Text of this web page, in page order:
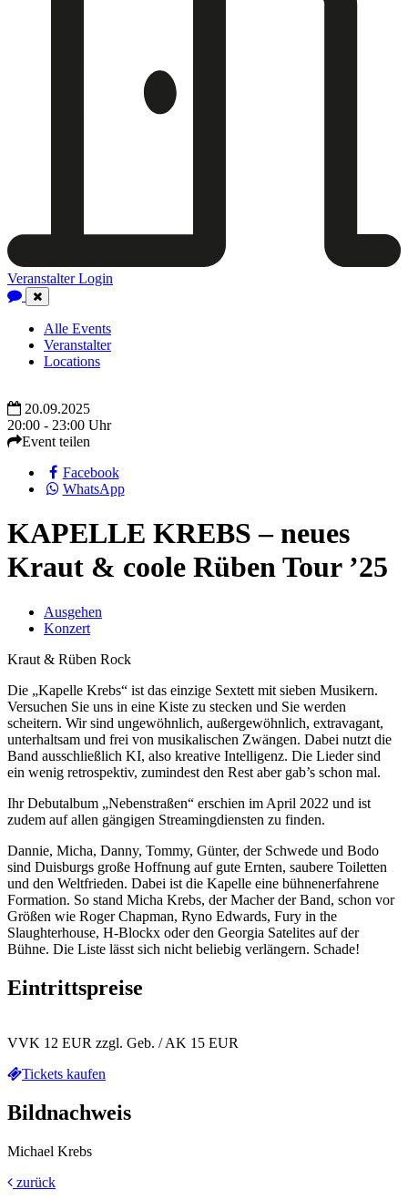
Veranstalter Login
Close
Navigation
Alle Events
Veranstalter
Locations
20.09.2025
20:00 - 23:00 Uhr
Event teilen
Facebook
WhatsApp
KAPELLE KREBS – neues
Kraut & coole Rüben Tour ’25
Ausgehen
Konzert
Kraut & Rüben Rock
Die „Kapelle Krebs“ ist das einzige Sextett mit sieben Musikern.
Versuchen Sie uns in eine Kiste zu stecken und Sie werden
scheitern. Wir sind ungewöhnlich, außergewöhnlich, extravagant,
unterhaltsam und frei von musikalischen Zwängen. Dabei nutzt die
Band ausschließlich KI, also kreative Intelligenz. Die Lieder sind
ein wenig retrospektiv, zumindest den Rest aber gab’s schon mal.
Ihr Debutalbum „Nebenstraßen“ erschien im April 2022 und ist
zudem auf allen gängigen Streamingdiensten zu finden.
Dannie, Micha, Danny, Tommy, Günter, der Schwede und Bodo
sind Duisburgs große Hoffnung auf gute Ernten, saubere Toiletten
und den Weltfrieden. Dabei ist die Kapelle eine bühnenerfahrene
Formation. So stand Micha Krebs, der Macher der Band, schon vor
Größen wie Roger Chapman, Ryno Edwards, Fury in the
Slaughterhouse, H-Blockx oder den Georgia Satelites auf der
Bühne. Die Liste lässt sich nicht beliebig verlängern. Schade!
Eintrittspreise
VVK 12 EUR zzgl. Geb. / AK 15 EUR
Tickets kaufen
Bildnachweis
Michael Krebs
zurück